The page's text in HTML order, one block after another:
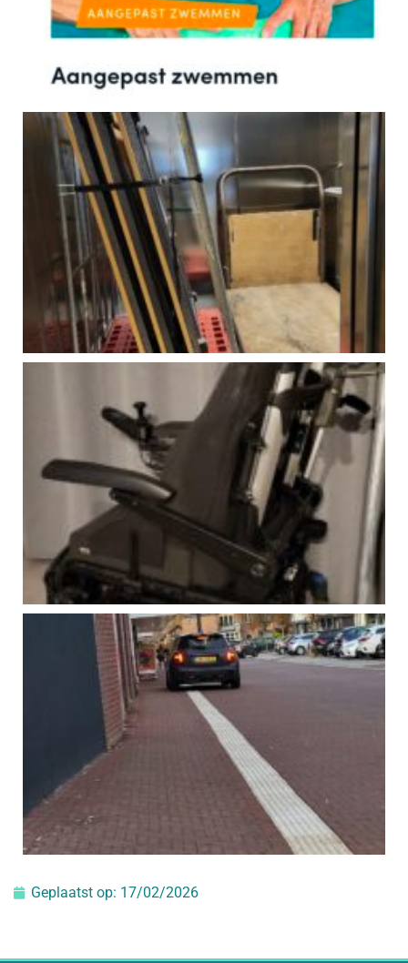
Geplaatst op: 17/02/2026